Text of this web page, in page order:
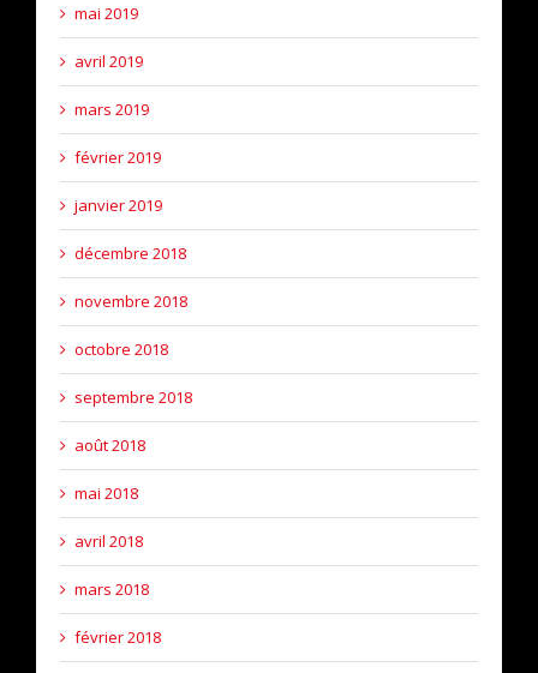
mai 2019
avril 2019
mars 2019
février 2019
janvier 2019
décembre 2018
novembre 2018
octobre 2018
septembre 2018
août 2018
mai 2018
avril 2018
mars 2018
février 2018